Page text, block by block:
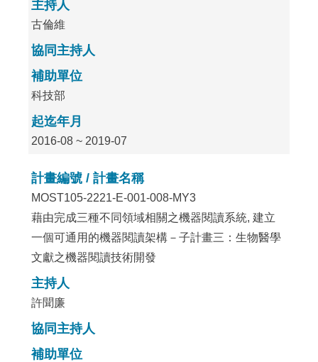
主持人
古倫維
協同主持人
補助單位
科技部
起迄年月
2016-08 ~ 2019-07
計畫編號 / 計畫名稱
MOST105-2221-E-001-008-MY3
藉由完成三種不同領域相關之機器閱讀系統, 建立
一個可通用的機器閱讀架構－子計畫三：生物醫學
文獻之機器閱讀技術開發
主持人
許聞廉
協同主持人
補助單位